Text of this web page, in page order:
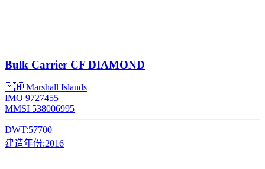
Bulk Carrier CF DIAMOND
🇲🇭 Marshall Islands
IMO 9727455
MMSI 538006995
DWT:57700
建造年份:2016